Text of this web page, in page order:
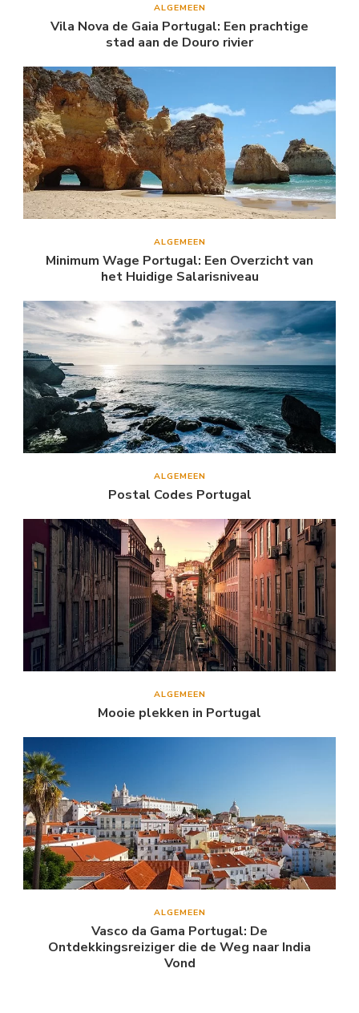
ALGEMEEN
Vila Nova de Gaia Portugal: Een prachtige
stad aan de Douro rivier
ALGEMEEN
Minimum Wage Portugal: Een Overzicht van
het Huidige Salarisniveau
ALGEMEEN
Postal Codes Portugal
ALGEMEEN
Mooie plekken in Portugal
ALGEMEEN
Vasco da Gama Portugal: De
Ontdekkingsreiziger die de Weg naar India
Vond